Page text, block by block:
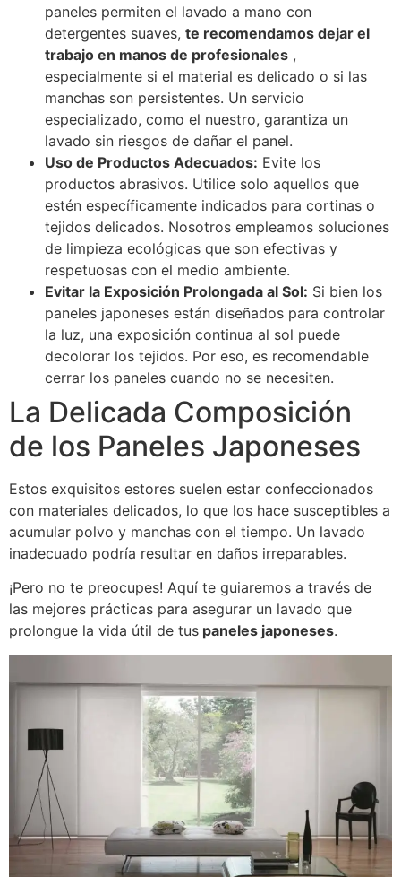
paneles permiten el lavado a mano con
detergentes suaves, te recomendamos dejar el
trabajo en manos de profesionales ,
especialmente si el material es delicado o si las
manchas son persistentes. Un servicio
especializado, como el nuestro, garantiza un
lavado sin riesgos de dañar el panel.
Uso de Productos Adecuados: Evite los
productos abrasivos. Utilice solo aquellos que
estén específicamente indicados para cortinas o
tejidos delicados. Nosotros empleamos soluciones
de limpieza ecológicas que son efectivas y
respetuosas con el medio ambiente.
Evitar la Exposición Prolongada al Sol: Si bien los
paneles japoneses están diseñados para controlar
la luz, una exposición continua al sol puede
decolorar los tejidos. Por eso, es recomendable
cerrar los paneles cuando no se necesiten.
La Delicada Composición
de los Paneles Japoneses
Estos exquisitos estores suelen estar confeccionados
con materiales delicados, lo que los hace susceptibles a
acumular polvo y manchas con el tiempo. Un lavado
inadecuado podría resultar en daños irreparables.
¡Pero no te preocupes! Aquí te guiaremos a través de
las mejores prácticas para asegurar un lavado que
prolongue la vida útil de tus paneles japoneses.